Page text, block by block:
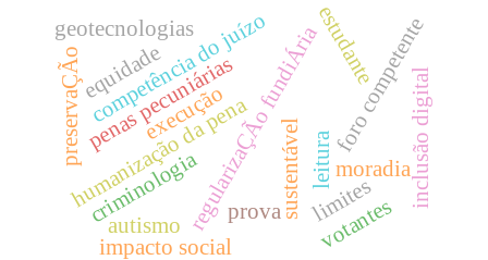
penas pecuniárias
preservaÇÃo
criminologia sustentável leitura
humanização da penaregularizaÇÃo fundiÁria moradia
competência do juízo
execução foro competente
impacto social
equidade inclusão digital
limites
geotecnologias
prova
estudante
autismo votantes